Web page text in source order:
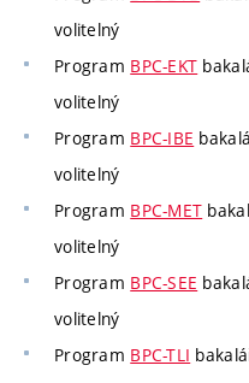
volitelný
Program BPC-EKT
volitelný
Program BPC-IBE
volitelný
Program BPC-MET
volitelný
Program BPC-SEE
volitelný
Program BPC-TLI